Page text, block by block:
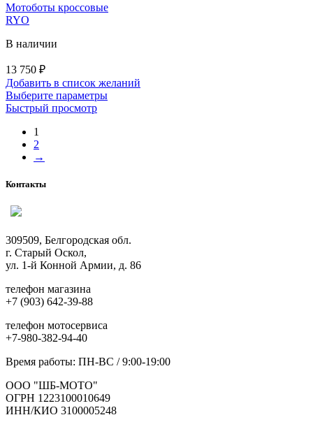
Мотоботы кроссовые
RYO
В наличии
13 750 ₽
Добавить в список желаний
Выберите параметрыЭтот
Быстрый просмотр
1
2
→
Контакты
309509, Белгородская обл.
г. Старый Оскол,
ул. 1-й Конной Армии, д. 86
телефон магазина
+7 (903) 642-39-88
телефон мотосервиса
+7-980-382-94-40
Время работы: ПН-ВС / 9:00-19:00
ООО "ШБ-МОТО"
ОГРН 1223100010649
ИНН/КИО 3100005248